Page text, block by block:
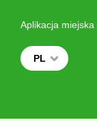
Aplikacja miejska
PL